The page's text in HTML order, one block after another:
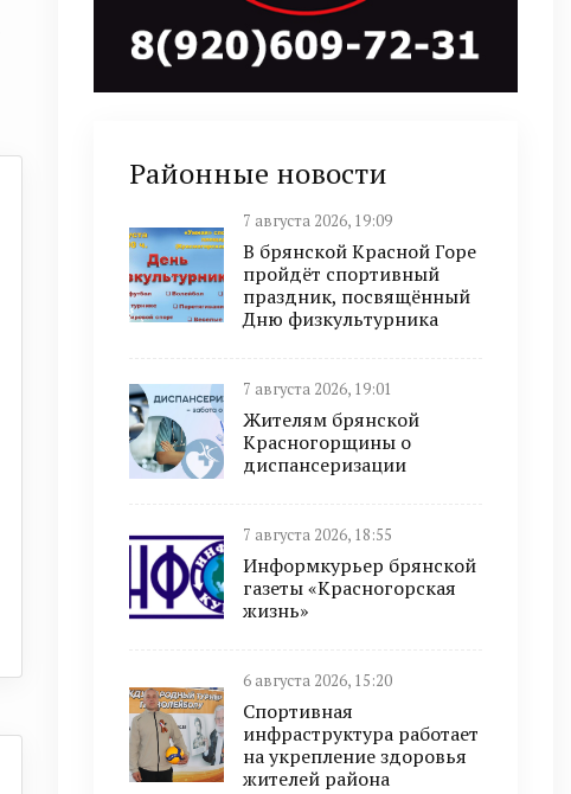
Районные новости
7 августа 2026, 19:09
В брянской Красной Горе
пройдёт спортивный
праздник, посвящённый
Дню физкультурника
7 августа 2026, 19:01
Жителям брянской
Красногорщины о
диспансеризации
7 августа 2026, 18:55
Информкурьер брянской
газеты «Красногорская
жизнь»
6 августа 2026, 15:20
Спортивная
инфраструктура работает
на укрепление здоровья
жителей района